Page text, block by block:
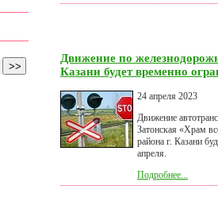
Движение по
Казани будет временно
24 апреля 2023
Движение
Затонская «Храм
района г. Казани
апреля.
Подробнее...